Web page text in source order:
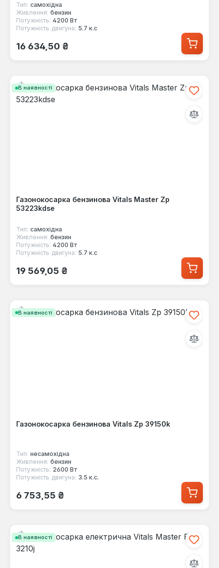
Тип: самохідна
Живлення: бензин
Потужність: 4200 Вт
Потужність двигуна: 5.7 к.с
Звичайна ціна:
16 634,50 ₴
В наявності
Газонокосарка бензинова Vitals Master Zp
53223kdsе
Тип: самохідна
Живлення: бензин
Потужність: 4200 Вт
Потужність двигуна: 5.7 к.с
Звичайна ціна:
19 569,05 ₴
В наявності
Газонокосарка бензинова Vitals Zp 39150k
Тип: несамохідна
Живлення: бензин
Потужність: 2600 Вт
Потужність двигуна: 3.5 к.с.
Звичайна ціна:
6 753,55 ₴
В наявності